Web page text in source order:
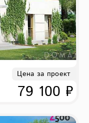
Цена за проект
79 100 ₽